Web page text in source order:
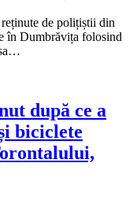
de polițiștii din
în Dumbrăvița folosind
după ce a
biciclete